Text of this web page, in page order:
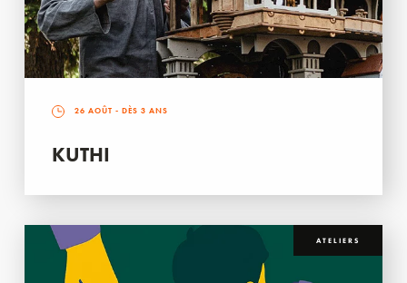
26 AOÛT - DÈS 3 ANS
KUTHI
ATELIERS